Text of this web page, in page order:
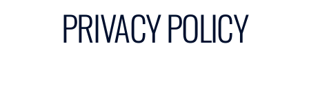
PRIVACY POLICY